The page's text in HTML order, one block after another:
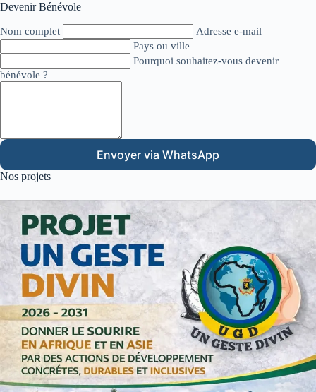
Devenir Bénévole
Nom complet
Adresse e-mail
Pays ou ville
Pourquoi souhaitez-vous devenir
bénévole ?
Envoyer via WhatsApp
Nos projets